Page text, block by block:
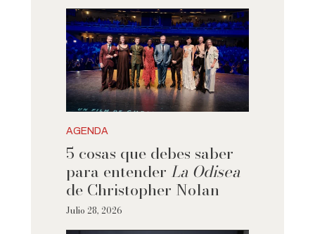
AGENDA
5 cosas que debes saber
para entender La Odisea
de Christopher Nolan
Julio 28, 2026